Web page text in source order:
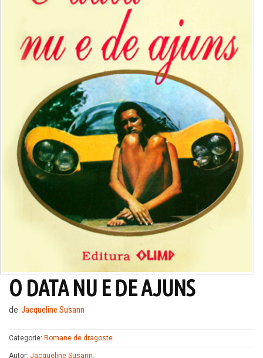
O DATA NU E DE AJUNS
de Jacqueline Susann
Categorie: Romane de dragoste
Autor: Jacqueline Susann